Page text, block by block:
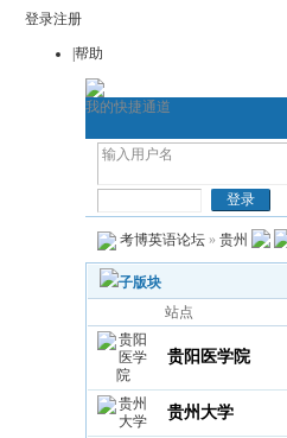
登录注册
|帮助
我的快捷通道
首页
考博英语论坛 » 贵州
子版块
站点
贵阳医学院
贵州大学